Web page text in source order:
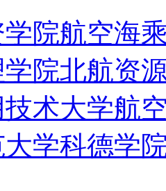
学院航空海
学院北航资
技术大学航
大学科德学